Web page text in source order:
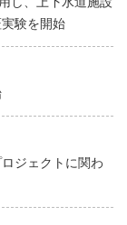
験を開始
ジェクトに関わ